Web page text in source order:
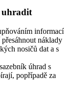
uhradit
informací
náklady
nosičů dat a s
úhrad s
popřípadě za